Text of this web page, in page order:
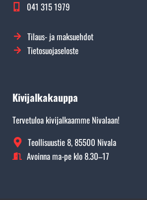
041 315 1979
Tilaus- ja maksuehdot
Tietosuojaseloste
Kivijalkakauppa
Tervetuloa kivijalkaamme Nivalaan!
Teollisuustie 8, 85500 Nivala
Avoinna ma-pe klo 8.30–17